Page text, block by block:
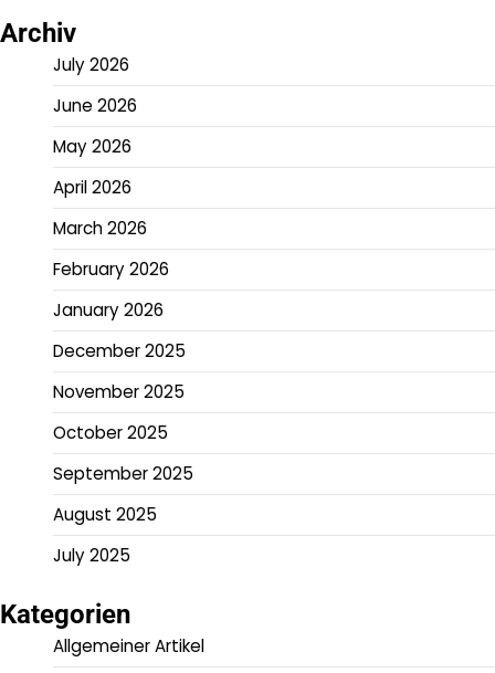
Archiv
July 2026
June 2026
May 2026
April 2026
March 2026
February 2026
January 2026
December 2025
November 2025
October 2025
September 2025
August 2025
July 2025
Kategorien
Allgemeiner Artikel